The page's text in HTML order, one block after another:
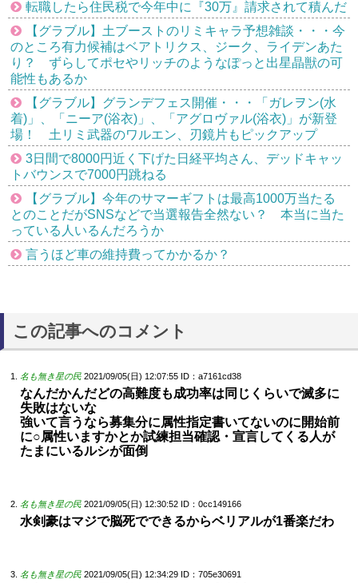
転職したら住民税で今年中に『30万』請求されて積んだ
【グラブル】土ブーストのリミキャラ予想雑談・・・今
のところ有力候補はベアトリクス、ジーク、ライデンあた
り？ ずらしてポセやリッチのようなぽっと出星晶獣の可
能性もあるか
【グラブル】グランデフェス開催・・・「ガレヲン(水
着)」、「ニーア(浴衣)」、「アグロヴァル(浴衣)」が新登
場！ 土リミ武器のワルエン、刃鏡片もピックアップ
3日間で8000円近く下げた日経平均さん、デッドキャッ
トバウンスで7000円跳ねる
【グラブル】今年のサマーギフトは最高1000万当たる
とのことだがSNSなどで当選報告全然ない？ 本当に当た
っている人いるんだろうか
言うほど車の維持費ってかかるか？
この記事へのコメント
名も無き星の民 2021/09/05(日) 12:07:55 ID：a7161cd38
なんだかんだどの高難度も成功率は同じくらいで滅多に
失敗はないな
強いて言うなら募集分に属性指定書いてないのに開始前
に○属性いますかとか試練担当確認・宣言してくる人が
たまにいるルシが面倒
名も無き星の民 2021/09/05(日) 12:30:52 ID：0cc149166
水剣豪はマジで脳死でできるからベリアルが1番楽だわ
名も無き星の民 2021/09/05(日) 12:34:29 ID：705e30691